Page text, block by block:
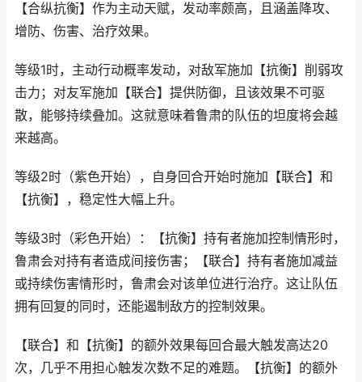
【合纵抗衡】作为主动天赋，发动率颇高，且涵盖降攻、
增防、伤害、治疗效果。
等级1时，主动行动概率发动，对敌军施加【抗衡】削弱攻
击力；对友军施加【联合】提供防御，且该效果不可驱
散，能够持续叠加。这就意味着鲁肃的队伍的坦度将会越
来越高。
等级2时（紫色开始），自身回合开始时施加【联合】和
【抗衡】，稳定性大幅上升。
等级3时（彩色开始）：【抗衡】持有者施加控制情形时，
鲁肃会对持有者造成间接伤害；【联合】持有者施加减益
或持续伤害情形时，鲁肃会对该单位进行治疗。这让队伍
拥有回复的同时，还能遏制敌方的控制效果。
【联合】和【抗衡】的额外效果每回合最大触发高达20
次，几乎不用担心触发次数不足的难题。【抗衡】的额外